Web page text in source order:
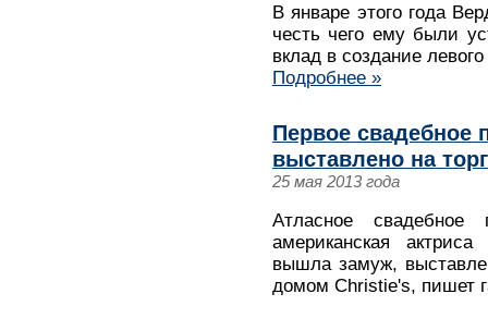
В январе этого года
честь чего ему были
вклад в создание
Подробнее »
Первое свадебное
выставлено на
25 мая 2013 года
Атласное свадебное
американская
вышла замуж,
домом Christie's, пишет